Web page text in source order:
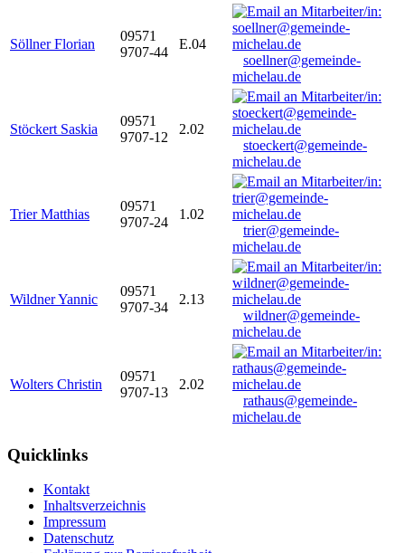
Söllner Florian
09571
9707-44
E.04
soellner@gemeinde-
michelau.de
Stöckert Saskia
09571
9707-12
2.02
stoeckert@gemeinde-
michelau.de
Trier Matthias
09571
9707-24
1.02
trier@gemeinde-
michelau.de
Wildner Yannic
09571
9707-34
2.13
wildner@gemeinde-
michelau.de
Wolters Christin
09571
9707-13
2.02
rathaus@gemeinde-
michelau.de
Quicklinks
Kontakt
Inhaltsverzeichnis
Impressum
Datenschutz